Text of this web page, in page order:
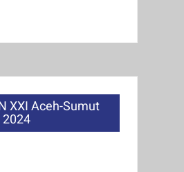
XXI Aceh-Sumut
2024